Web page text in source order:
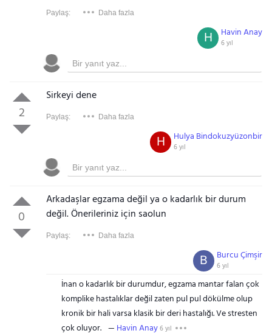
Paylaş: Daha fazla
Havin Anay
6 yıl
H
2
Sirkeyi dene
Paylaş: Daha fazla
Hulya Bindokuzyüzonbir
6 yıl
H
0
Arkadaşlar egzama değil ya o kadarlık bir durum
değil. Önerileriniz için saolun
Paylaş: Daha fazla
Burcu Çimşir
6 yıl
B
İnan o kadarlık bir durumdur, egzama mantar falan çok
komplike hastalıklar değil zaten pul pul dökülme olup
kronik bir hali varsa klasik bir deri hastalığı. Ve stresten
çok oluyor.
Havin Anay6 yıl